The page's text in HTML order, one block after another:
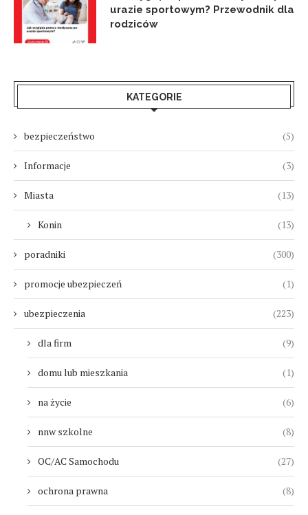
urazie sportowym? Przewodnik dla
rodziców
KATEGORIE
bezpieczeństwo (5)
Informacje (3)
Miasta (13)
Konin (13)
poradniki (300)
promocje ubezpieczeń (1)
ubezpieczenia (223)
dla firm (9)
domu lub mieszkania (1)
na życie (6)
nnw szkolne (8)
OC/AC Samochodu (27)
ochrona prawna (8)